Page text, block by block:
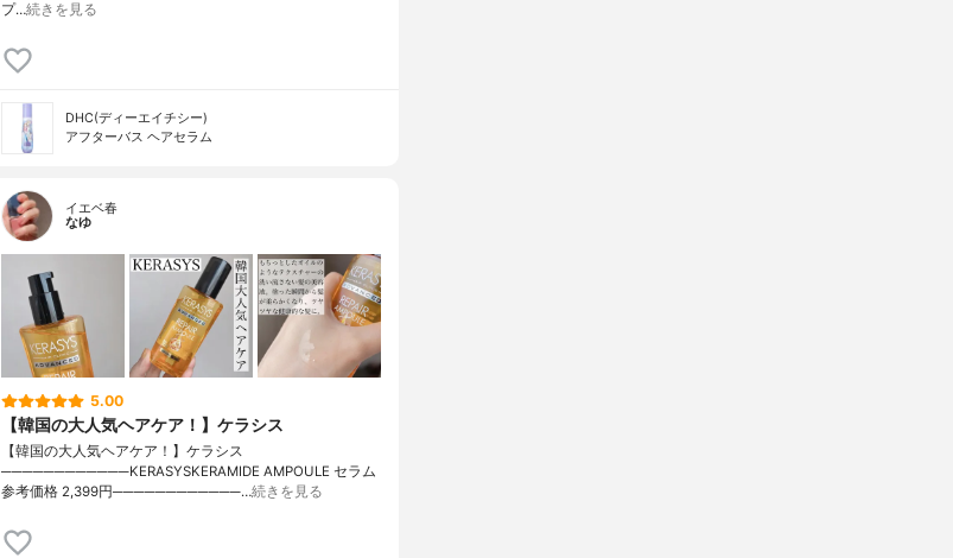
プ…続きを見る
DHC(ディーエイチシー)
アフターバス ヘアセラム
イエベ春
なゆ
5.00
【韓国の大人気ヘアケア！】ケラシス
【韓国の大人気ヘアケア！】ケラシス
────────────KERASYSKERAMIDE AMPOULE セラム
参考価格 2,399円────────────…続きを見る